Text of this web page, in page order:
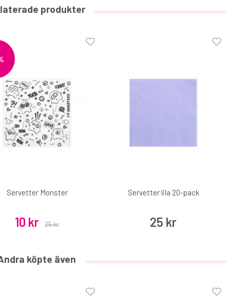
produkter
Servetter Monster
10 kr 25 kr
Servetter lila 20-pack
25 kr
köpte även